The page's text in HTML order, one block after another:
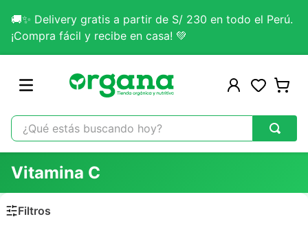
🚚✨ Delivery gratis a partir de S/ 230 en todo el Perú.
¡Compra fácil y recibe en casa! 💚
¿Qué estás buscando hoy?
1 .
omega 3
2.
citrato magnesio
Vitamina C